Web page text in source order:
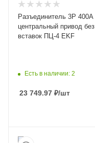
Разъединитель 3Р 400А
центральный привод без
вставок ПЦ-4 EKF
Есть в наличии: 2
23 749.97 ₽/шт